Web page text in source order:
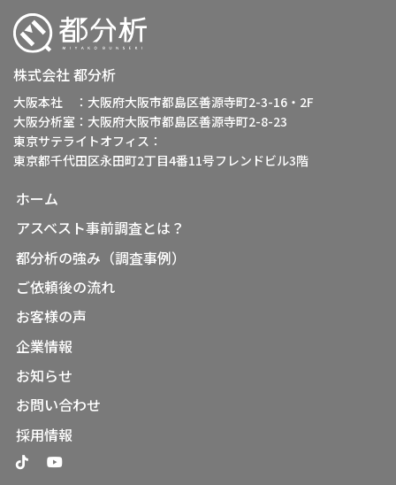
株式会社 都分析
大阪本社 ：大阪府大阪市都島区善源寺町2-3-16・2F
大阪分析室：大阪府大阪市都島区善源寺町2-8-23
東京サテライトオフィス：
東京都千代田区永田町2丁目4番11号フレンドビル3階
ホーム
アスベスト事前調査とは？
都分析の強み（調査事例）
ご依頼後の流れ
お客様の声
企業情報
お知らせ
お問い合わせ
採用情報